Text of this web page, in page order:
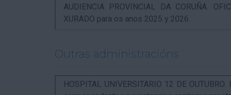
AUDIENCIA PROVINCIAL DA CORUÑA.
XURADO para os anos 2025 y 2026.
Outras administracións
HOSPITAL UNIVERSITARIO 12 DE